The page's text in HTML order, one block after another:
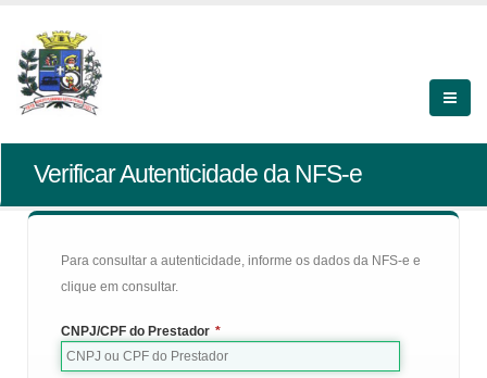
Verificar Autenticidade da NFS-e
Para consultar a autenticidade, informe os dados da NFS-e e
clique em consultar.
CNPJ/CPF do Prestador *